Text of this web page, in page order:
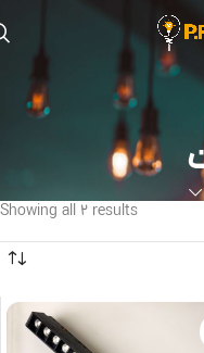
Showing all 2 results